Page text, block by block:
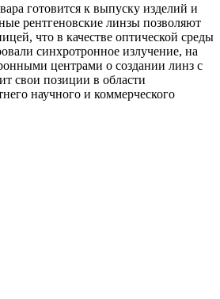
готовится к выпуску изделий и
рентгеновские линзы позволяют
что в качестве оптической среды
синхротронное излучение, на
центрами о создании линз с
свои позиции в области
научного и коммерческого